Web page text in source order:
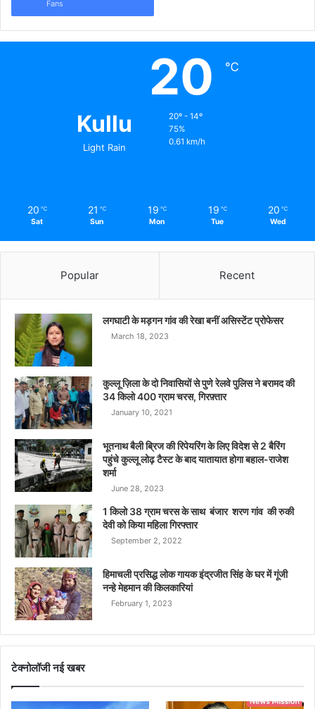
Fans
Kullu
Light Rain
20 ℃
20º - 14º
75%
0.61 km/h
20 ℃
Sat
21 ℃
Sun
19 ℃
Mon
19 ℃
Tue
20 ℃
Wed
Popular Recent
लगघाटी के मड़गन गांव की रेखा बनीं असिस्टेंट प्रोफेसर
March 18, 2023
कुल्लू ज़िला के दो निवासियों से पुणे रेलवे पुलिस ने बरामद की
34 किलो 400 ग्राम चरस, गिरफ़्तार
January 10, 2021
भूतनाथ बैली ब्रिज की रिपेयरिंग के लिए विदेश से 2 बैरिंग
पहुंचे कुल्लू लोढ़ टैस्ट के बाद यातायात होगा बहाल-राजेश
शर्मा
June 28, 2023
1 किलो 38 ग्राम चरस के साथ बंजार शरण गांव की रुकी
देवी को किया महिला गिरफ्तार
September 2, 2022
हिमाचली प्रसिद्ध लोक गायक इंद्रजीत सिंह के घर में गूंजी
नन्हे मेहमान की किलकारियां
February 1, 2023
टेक्नोलॉजी नई खबर